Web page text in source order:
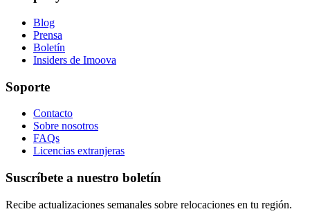
Blog
Prensa
Boletín
Insiders de Imoova
Soporte
Contacto
Sobre nosotros
FAQs
Licencias extranjeras
Suscríbete a nuestro boletín
Recibe actualizaciones semanales sobre relocaciones en tu región.